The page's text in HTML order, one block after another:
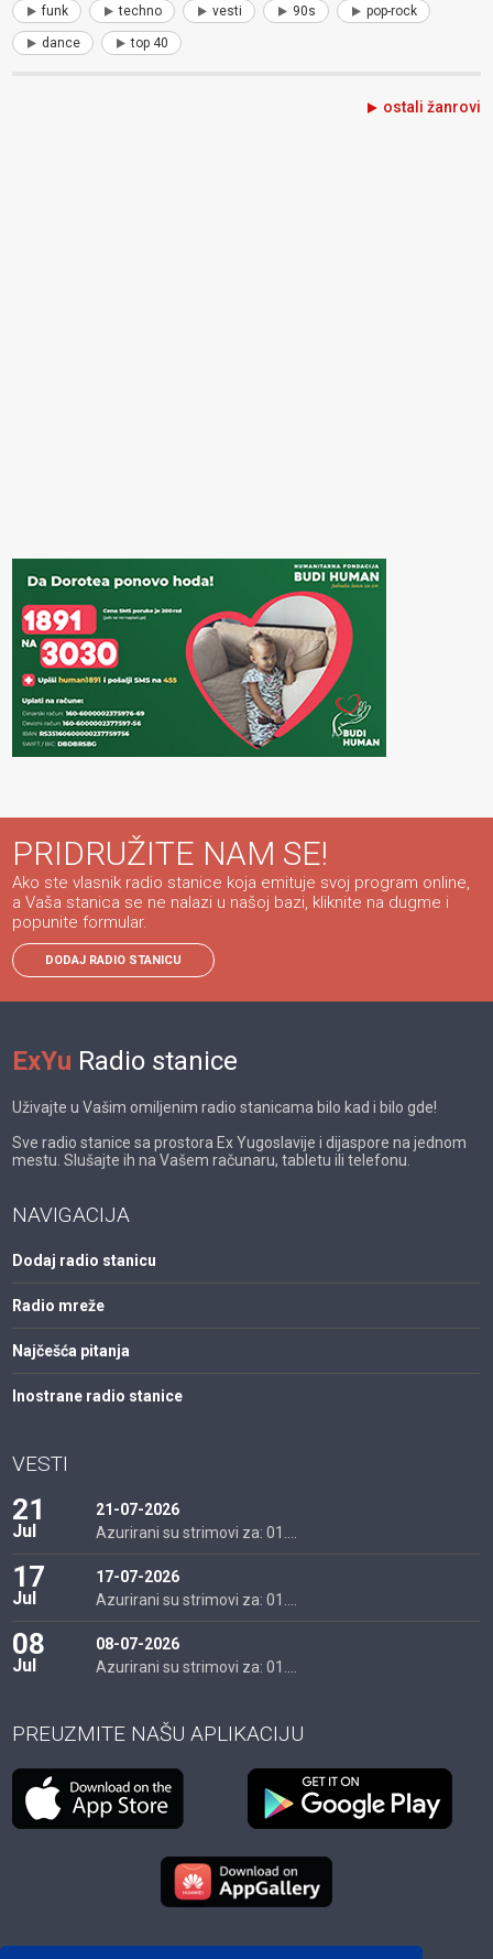
funk techno vesti 90s pop-rock
dance top 40
ostali žanrovi
PRIDRUŽITE NAM SE!
Ako ste vlasnik radio stanice koja emituje svoj program online,
a Vaša stanica se ne nalazi u našoj bazi, kliknite na dugme i
popunite formular.
DODAJ RADIO STANICU
ExYu Radio stanice
Uživajte u Vašim omiljenim radio stanicama bilo kad i bilo gde!
Sve radio stanice sa prostora Ex Yugoslavije i dijaspore na jednom
mestu. Slušajte ih na Vašem računaru, tabletu ili telefonu.
NAVIGACIJA
Dodaj radio stanicu
Radio mreže
Najčešća pitanja
Inostrane radio stanice
VESTI
21
Jul
21-07-2026
Azurirani su strimovi za: 01....
17
Jul
17-07-2026
Azurirani su strimovi za: 01....
08
Jul
08-07-2026
Azurirani su strimovi za: 01....
PREUZMITE NAŠU APLIKACIJU